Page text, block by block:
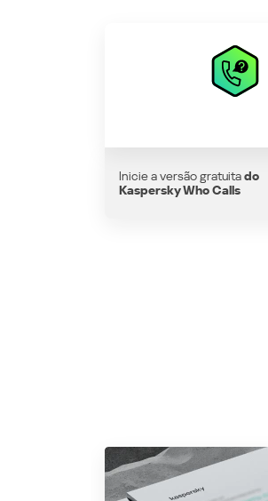
Inicie a versão gratuitado
Kaspersky Who Calls